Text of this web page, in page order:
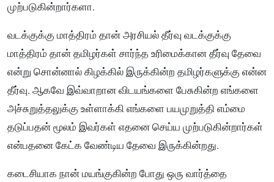
முற்படுகின்றார்களா.
வடக்குக்கு மாத்திரம் தான் அரசியல் தீர்வு வடக்குக்கு
மாத்திரம் தான் தமிழர்கள் சார்ந்த உரிமைக்கான தீர்வு தேவை
என்று சொன்னால் கிழக்கில் இருக்கின்ற தமிழர்களுக்கு என்ன
தீர்வு. ஆகவே இவ்வாறான விடயங்களை பேசுகின்ற எங்களை
அச்சுறுத்தலுக்கு உள்ளாக்கி எங்களை பயமுறுத்தி எம்மை
தடுப்பதன் மூலம் இவர்கள் எதனை செய்ய முற்படுகின்றார்கள்
என்பதனை கேட்க வேண்டிய தேவை இருக்கின்றது.
கடைசியாக நான் மயங்குகின்ற போது ஒரு வார்த்தை